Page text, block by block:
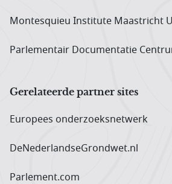
Montesquieu Institute Maastricht
Parlementair Documentatie
Gerelateerde partner sites
Europees onderzoeks­netwerk
DeNederlandseGrondwet.nl
Parlement.com